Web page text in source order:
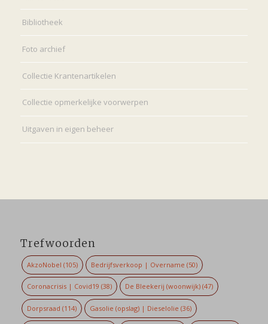
Bibliotheek
Foto archief
Collectie Krantenartikelen
Collectie opmerkelijke voorwerpen
Uitgaven in eigen beheer
Trefwoorden
AkzoNobel (105) Bedrijfsverkoop | Overname (50)
Coronacrisis | Covid19 (38) De Bleekerij (woonwijk) (47)
Dorpsraad (114) Gasolie (opslag) | Dieselolie (36)